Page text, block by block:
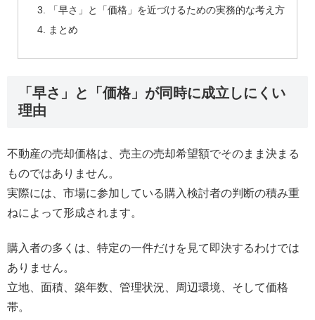
「早さ」と「価格」を近づけるための実務的な考え方
まとめ
「早さ」と「価格」が同時に成立しにくい
理由
不動産の売却価格は、売主の売却希望額でそのまま決まる
ものではありません。
実際には、市場に参加している購入検討者の判断の積み重
ねによって形成されます。
購入者の多くは、特定の一件だけを見て即決するわけでは
ありません。
立地、面積、築年数、管理状況、周辺環境、そして価格
帯。